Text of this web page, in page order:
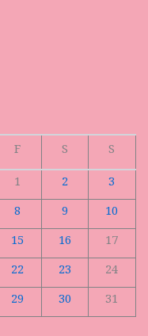
F S
S
1
2
3
8 9
10
15 16
17
22 23
24
29 30 31